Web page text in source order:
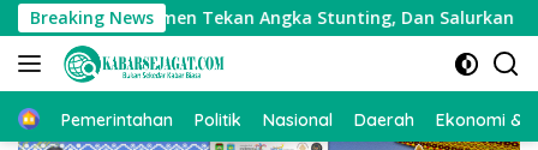
Langsung
ke
konten
Breaking News
Komitmen Tekan Angka Stunting, Dan Salurkan BLT-DD
Beranda
Pemerintahan Politik Nasional Daerah Ekonomi &